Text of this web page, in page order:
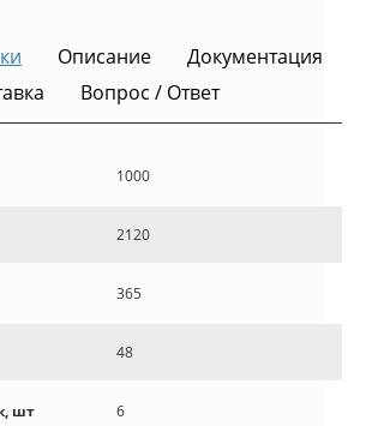
Описание
Документация
Вопрос / Ответ
1000
2120
365
48
шт 6